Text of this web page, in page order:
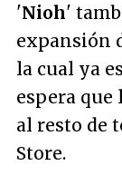
'Nioh'
expansión
la cual ya
espera que
al resto de
Store.